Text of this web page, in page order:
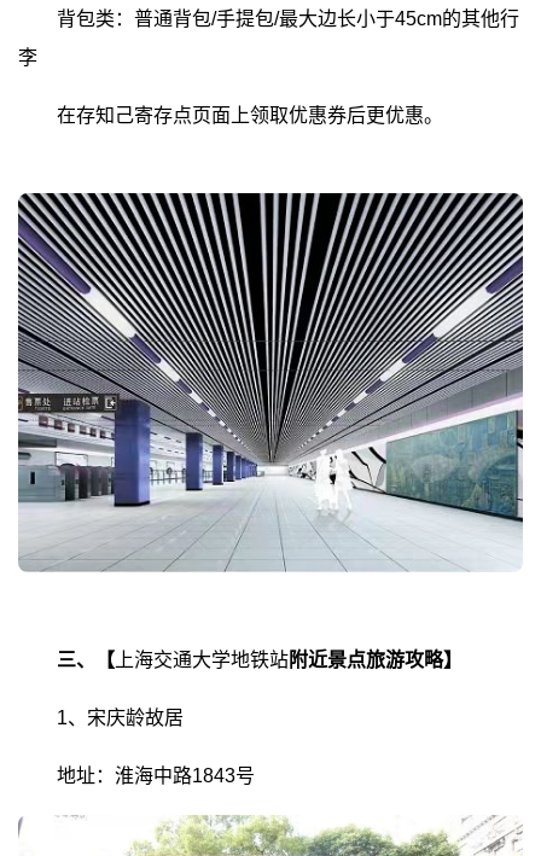
背包类：普通背包/手提包/最大边长小于45cm的其他行
李
在存知己寄存点页面上领取优惠券后更优惠。
三、【 上海交通大学地铁站附近景点旅游攻略】
1、宋庆龄故居
地址：淮海中路1843号